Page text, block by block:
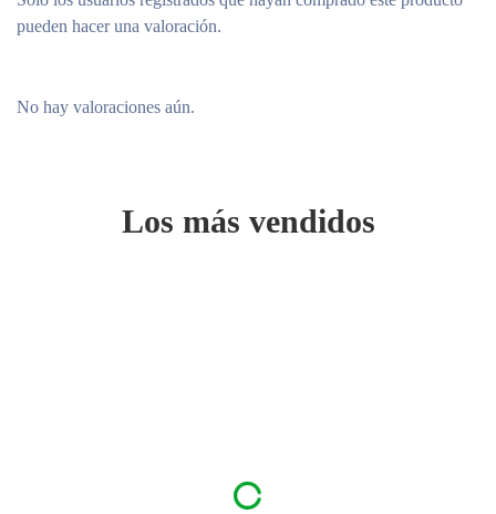
No hay valoraciones aún.
pueden hacer una valoración.
Los más vendidos